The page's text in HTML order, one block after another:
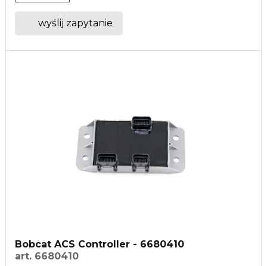
wyślij zapytanie
Bobcat ACS Controller - 6680410
art. 6680410